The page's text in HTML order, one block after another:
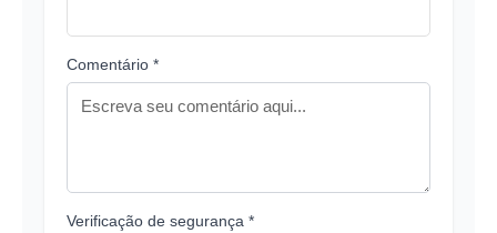
Comentário *
Verificação de segurança *